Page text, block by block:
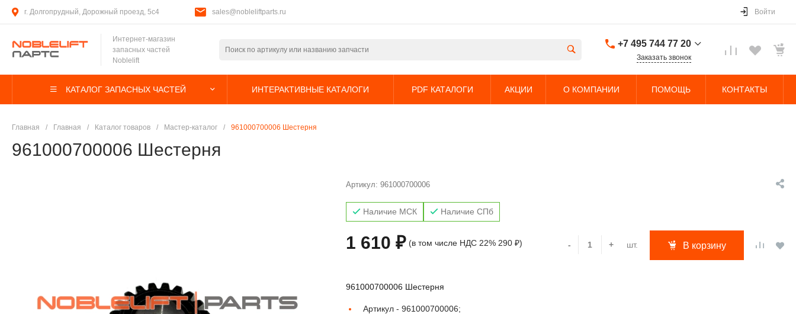
г. Долгопрудный, Дорожный проезд, 5с4 sales@nobleliftparts.ru Войти
Интернет-магазин
запасных частей
Noblelift
+7 495 744 77 20
г. Долгопрудный,
Заказать звонок
КАТАЛОГ ЗАПАСНЫХ ЧАСТЕЙ ИНТЕРАКТИВНЫЕ КАТАЛОГИ PDF КАТАЛОГИ АКЦИИ О КОМПАНИИ ПОМОЩЬ КОНТАКТЫ
Главная / Главная / Каталог товаров / Мастер-каталог / 961000700006 Шестерня
961000700006 Шестерня
Артикул:961000700006
Наличие МСК Наличие СПб
1 610 ₽ (в том числе НДС 22% 290 ₽) - + шт. В корзину
961000700006 Шестерня
Артикул -961000700006;